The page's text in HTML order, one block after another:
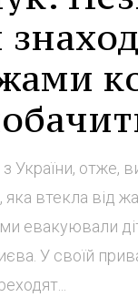
України, отже,
втекла від
евакуювали
У своїй